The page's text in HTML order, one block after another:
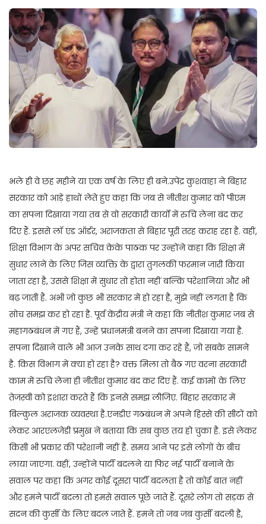
भले ही वे छह महीने या एक वर्ष के लिए ही बने.उपेंद्र कुशवाहा ने बिहार
सरकार को आड़े हाथों लेते हुए कहा कि जब से नीतीश कुमार को पीएम
का सपना दिखाया गया तब से वो सरकारी कार्यों में रुचि लेना बंद कर
दिए हैं. इससे लॉ एंड ऑर्डर, अराजकता से बिहार पूरी तरह कराह रहा है. वहीं,
शिक्षा विभाग के अपर सचिव केके पाठक पर उन्होंने कहा कि शिक्षा में
सुधार लाने के लिए जिस व्यक्ति के द्वारा तुगलकी फरमान जारी किया
जाता रहा है, उससे शिक्षा में सुधार तो होता नहीं बल्कि परेशानियां और भी
बढ़ जाती हैं. अभी जो कुछ भी सरकार में हो रहा है, मुझे नहीं लगता है कि
सोच समझ कर हो रहा है. पूर्व केंद्रीय मंत्री ने कहा कि नीतीश कुमार जब से
महागठबंधन में गए हैं, उन्हें प्रधानमंत्री बनने का सपना दिखाया गया है.
सपना दिखाने वाले भी आज उनके साथ दगा कर रहे हैं, जो सबके सामने
है. किस विभाग में क्या हो रहा है? वक्त मिला तो बैठ गए वरना सरकारी
काम में रुचि लेना ही नीतीश कुमार बंद कर दिए हैं. कई कामों के लिए
तेजस्वी को इशारा करते हैं कि इनसे समझ लीजिए. बिहार सरकार में
बिल्कुल अराजक व्यवस्था है.एनडीए गठबंधन में अपने हिस्से की सीटों को
लेकर आरएलजेडी प्रमुख ने बताया कि सब कुछ तय हो चुका है. इसे लेकर
किसी भी प्रकार की परेशानी नहीं है. समय आने पर इसे लोगों के बीच
लाया जाएगा. वहीं, उन्होंने पार्टी बदलने या फिर नई पार्टी बनाने के
सवाल पर कहा कि अगर कोई दूसरा पार्टी बदलता है तो कोई बात नहीं
और हमने पार्टी बदला तो हमसे सवाल पूछे जाते हैं. दूसरे लोग तो सड़क से
सदन की कुर्सी के लिए बदल जाते हैं. हमने तो जब जब कुर्सी बदली है,